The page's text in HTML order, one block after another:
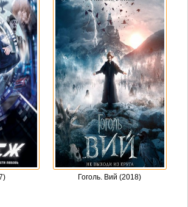
Гоголь. Вий (2018)